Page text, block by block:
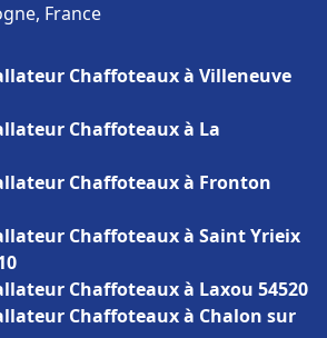
France
Chaffoteaux à Villeneuve
Chaffoteaux à La
Chaffoteaux à Fronton
Chaffoteaux à Saint Yrieix
Chaffoteaux à Laxou 54520
Chaffoteaux à Chalon sur